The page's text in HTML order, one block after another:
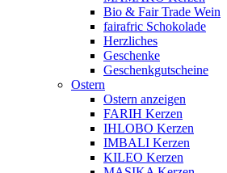
Bio & Fair Trade Wein
fairafric Schokolade
Herzliches
Geschenke
Geschenkgutscheine
Ostern
Ostern anzeigen
FARIH Kerzen
IHLOBO Kerzen
IMBALI Kerzen
KILEO Kerzen